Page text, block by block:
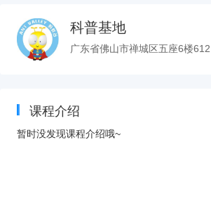
科普基地
广东省佛山市禅城区五座6楼612
课程介绍
暂时没发现课程介绍哦~